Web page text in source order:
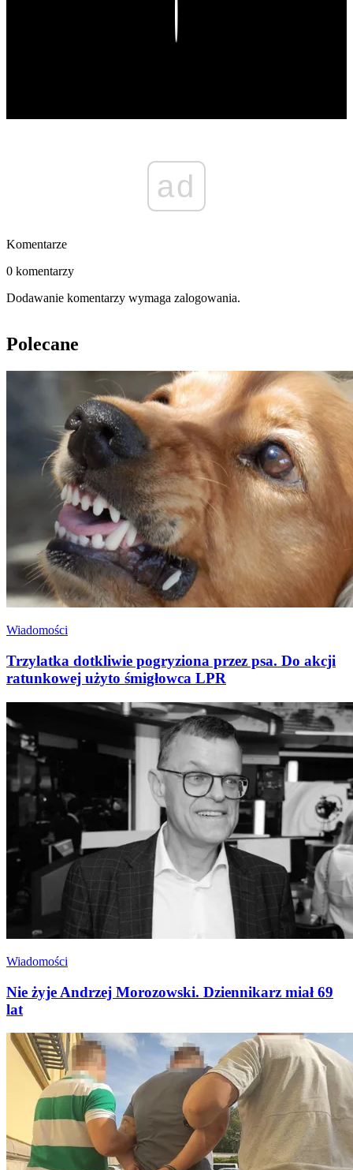
ad
Komentarze
0 komentarzy
Dodawanie komentarzy wymaga zalogowania.
Polecane
Wiadomości
Trzylatka dotkliwie pogryziona przez psa. Do akcji
ratunkowej użyto śmigłowca LPR
Wiadomości
Nie żyje Andrzej Morozowski. Dziennikarz miał 69
lat